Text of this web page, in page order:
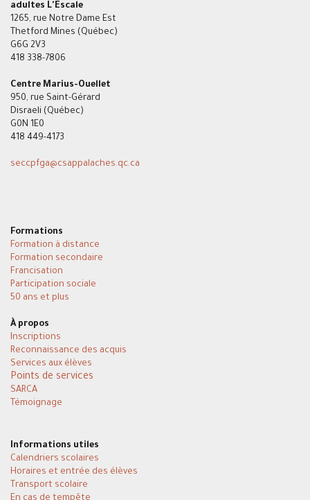
adultes L'Escale
1265, rue Notre Dame Est
Thetford Mines (Québec)
G6G 2V3
418 338-7806
Centre Marius-Ouellet
950, rue Saint-Gérard
Disraeli (Québec)
G0N 1E0
418 449-4173
seccpfga@csappalaches.qc.ca
Formations
Formation à distance
Formation secondaire
Francisation
Participation sociale
50 ans et plus
À propos
Inscriptions
Reconnaissance des acquis
Services aux élèves
Points de services
SARCA
Témoignage
Informations utiles
Calendriers scolaires
Horaires et entrée des élèves
Transport scolaire